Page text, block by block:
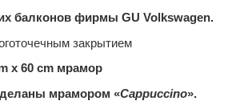
балконов фирмы GU Volkswagen.
закрытием
x 60 cm мрамор
мрамором «Cappuccino».